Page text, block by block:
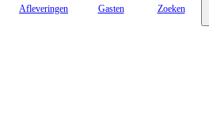
Afleveringen Gasten Zoeken